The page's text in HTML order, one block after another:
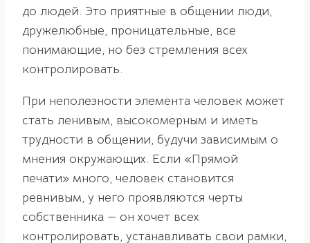
до людей. Это приятные в общении люди,
дружелюбные, проницательные, все
понимающие, но без стремления всех
контролировать.
При неполезности элемента человек может
стать ленивым, высокомерным и иметь
трудности в общении, будучи зависимым о
мнения окружающих. Если «Прямой
печати» много, человек становится
ревнивым, у него проявляются черты
собственника — он хочет всех
контролировать, устанавливать свои рамки,